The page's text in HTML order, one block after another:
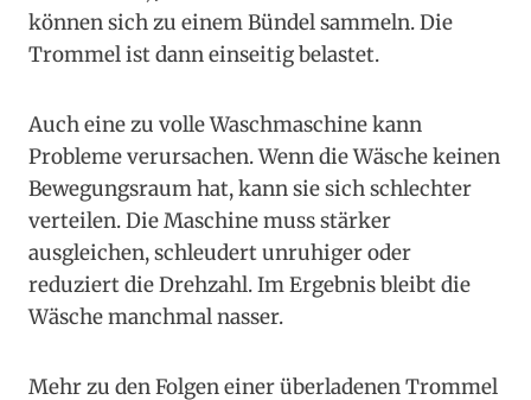
können sich zu einem Bündel sammeln. Die
Trommel ist dann einseitig belastet.
Auch eine zu volle Waschmaschine kann
Probleme verursachen. Wenn die Wäsche keinen
Bewegungsraum hat, kann sie sich schlechter
verteilen. Die Maschine muss stärker
ausgleichen, schleudert unruhiger oder
reduziert die Drehzahl. Im Ergebnis bleibt die
Wäsche manchmal nasser.
Mehr zu den Folgen einer überladenen Trommel